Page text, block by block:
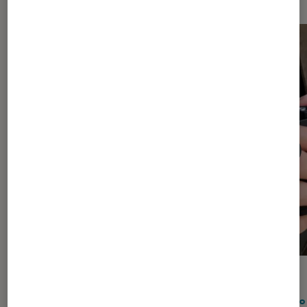
Photo